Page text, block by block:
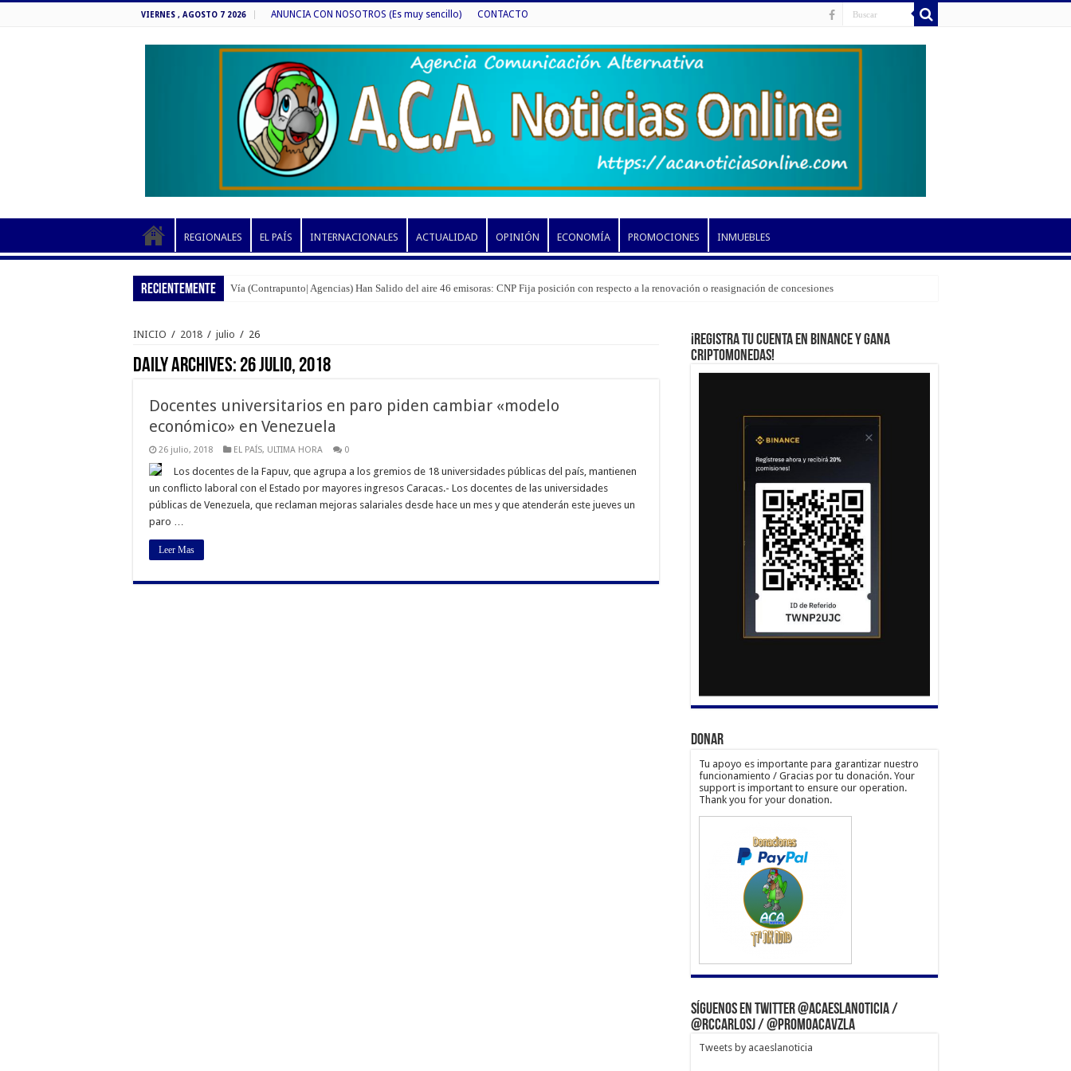
VIERNES , AGOSTO 7 2026 ANUNCIA CON NOSOTROS (Es muy sencillo) CONTACTO
REGIONALES EL PAÍS INTERNACIONALES ACTUALIDAD OPINIÓN ECONOMÍA PROMOCIONES INMUEBLES
RECIENTEMENTE Vía (Contrapunto| Agencias) Han Salido del aire 46 emisoras: CNP Fija posición con respecto a la renovación o reasignación de concesiones
INICIO / 2018 / julio / 26
Daily Archives: 26 julio, 2018
Docentes universitarios en paro piden cambiar «modelo
económico» en Venezuela
26 julio, 2018 EL PAÍS, ULTIMA HORA 0
Los docentes de la Fapuv, que agrupa a los gremios de 18 universidades públicas del país, mantienen
un conflicto laboral con el Estado por mayores ingresos Caracas.- Los docentes de las universidades
públicas de Venezuela, que reclaman mejoras salariales desde hace un mes y que atenderán este jueves un
paro …
Leer Mas
¡Registra tu cuenta en Binance y gana
criptomonedas!
Donar
Tu apoyo es importante para garantizar nuestro
funcionamiento / Gracias por tu donación. Your
support is important to ensure our operation.
Thank you for your donation.
Síguenos en Twitter @acaeslanoticia /
@rccarlosj / @PromoACAVzla
Tweets by acaeslanoticia